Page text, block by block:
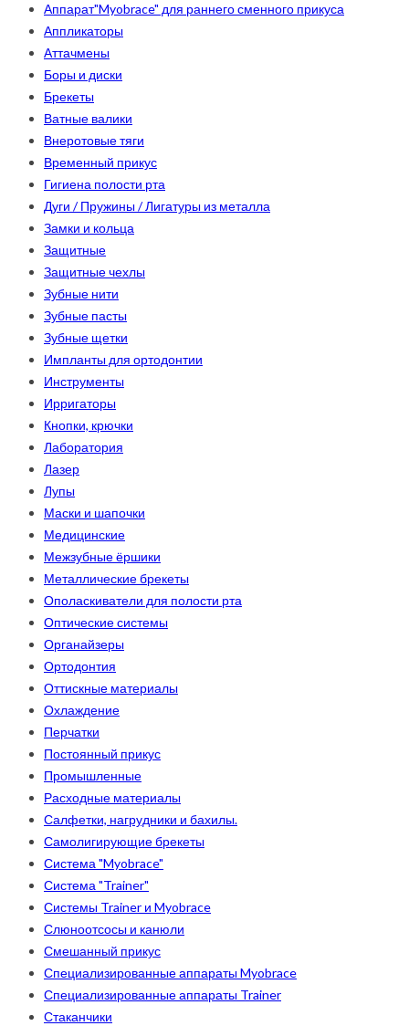
Аппарат"Myobrace" для раннего сменного прикуса
Аппликаторы
Аттачмены
Боры и диски
Брекеты
Ватные валики
Внеротовые тяги
Временный прикус
Гигиена полости рта
Дуги / Пружины / Лигатуры из металла
Замки и кольца
Защитные
Защитные чехлы
Зубные нити
Зубные пасты
Зубные щетки
Импланты для ортодонтии
Инструменты
Ирригаторы
Кнопки, крючки
Лаборатория
Лазер
Лупы
Маски и шапочки
Медицинские
Межзубные ёршики
Металлические брекеты
Ополаскиватели для полости рта
Оптические системы
Органайзеры
Ортодонтия
Оттискные материалы
Охлаждение
Перчатки
Постоянный прикус
Промышленные
Расходные материалы
Салфетки, нагрудники и бахилы.
Самолигирующие брекеты
Система "Myobrace"
Система "Trainer"
Системы Trainer и Myobrace
Слюноотсосы и канюли
Смешанный прикус
Специализированные аппараты Myobrace
Специализированные аппараты Trainer
Стаканчики